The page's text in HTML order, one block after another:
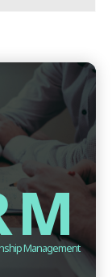
Management